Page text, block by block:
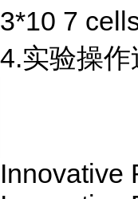
3*10 7
4.实验操作
Innovative